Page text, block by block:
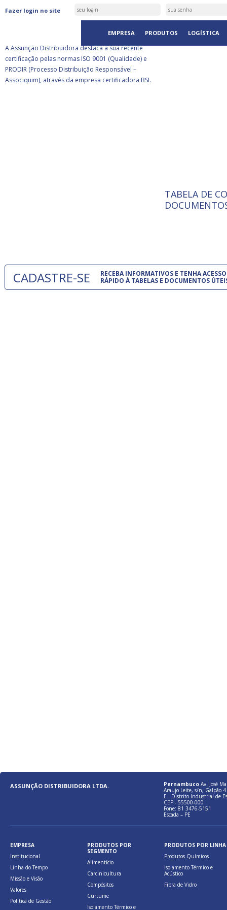
Fazer login no site
EMPRESA PRODUTOS LOGÍSTICA
ASSUNÇÃO DISTRIBUIDORA É
CERTIFICADA PELA BSI
A Assunção Distribuidora destaca a sua recente
certificação pelas normas ISO 9001 (Qualidade) e
PRODIR (Processo Distribuição Responsável –
Associquim), através da empresa certificadora BSI.
ISO 9001:
A
TABELA DE
CADASTRE-SE
RECEBA INFORMATIVOS E TENHA ACESSO
RÁPIDO À TABELAS E DOCUMENTOS
ASSUNÇÃO DISTRIBUIDORA LTDA. Pernambuco Av. José
Araujo Leite, s/n, Galpão 4
E - Distrito Industrial de
CEP - 55500-000
Fone: 81 3476-5151
Escada – PE
EMPRESA
Institucional
Linha do Tempo
Missão e Visão
Valores
Politica de Gestão
PRODUTOS POR
SEGMENTO
Alimentício
Carcinicultura
Compósitos
Curtume
Isolamento Térmico e
PRODUTOS POR LINHA
Produtos Químicos
Isolamento Térmico e
Acústico
Fibra de Vidro